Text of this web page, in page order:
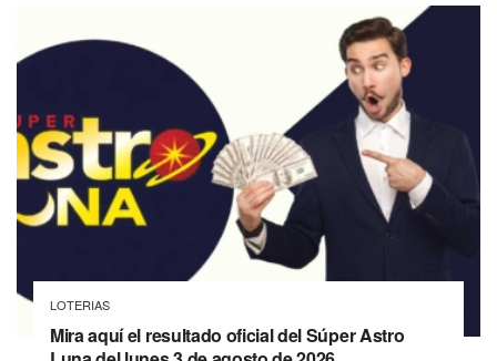
LOTERIAS
Mira aquí el resultado oficial del Súper Astro